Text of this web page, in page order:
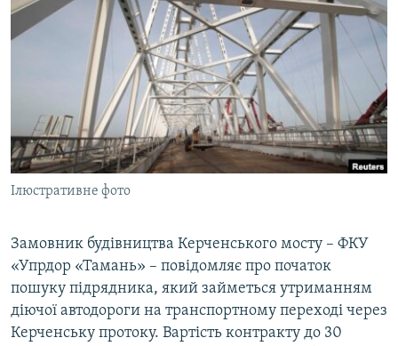
ДЕПОРТАЦІЯ
ВІДЕОУРОКИ «ELIFBE»
СВІДЧЕННЯ ОКУПАЦІЇ
УКРАЇНСЬКА ПРОБЛЕМА КРИМУ
ІНФОГРАФІКА
ЯК ОБІЙТИ БЛОКУВАННЯ
Qırımtatar
ДОЛУЧАЙСЯ!
Ілюстративне фото
Замовник будівництва Керченського мосту – ФКУ
«Упрдор «Тамань» – повідомляє про початок
пошуку підрядника, який займеться утриманням
діючої автодороги на транспортному переході через
Керченську протоку. Вартість контракту до 30